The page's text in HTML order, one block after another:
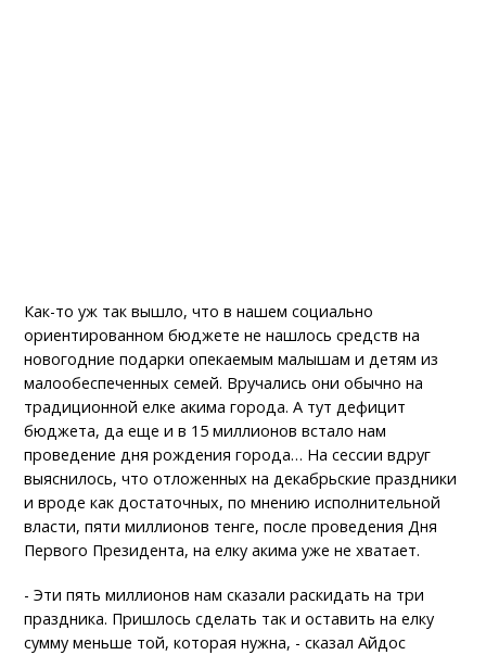
Как-то уж так вышло, что в нашем социально
ориентированном бюджете не нашлось средств на
новогодние подарки опекаемым малышам и детям из
малообеспеченных семей. Вручались они обычно на
традиционной елке акима города. А тут дефицит
бюджета, да еще и в 15 миллионов встало нам
проведение дня рождения города… На сессии вдруг
выяснилось, что отложенных на декабрьские праздники
и вроде как достаточных, по мнению исполнительной
власти, пяти миллионов тенге, после проведения Дня
Первого Президента, на елку акима уже не хватает.
- Эти пять миллионов нам сказали раскидать на три
праздника. Пришлось сделать так и оставить на елку
сумму меньше той, которая нужна, - сказал Айдос